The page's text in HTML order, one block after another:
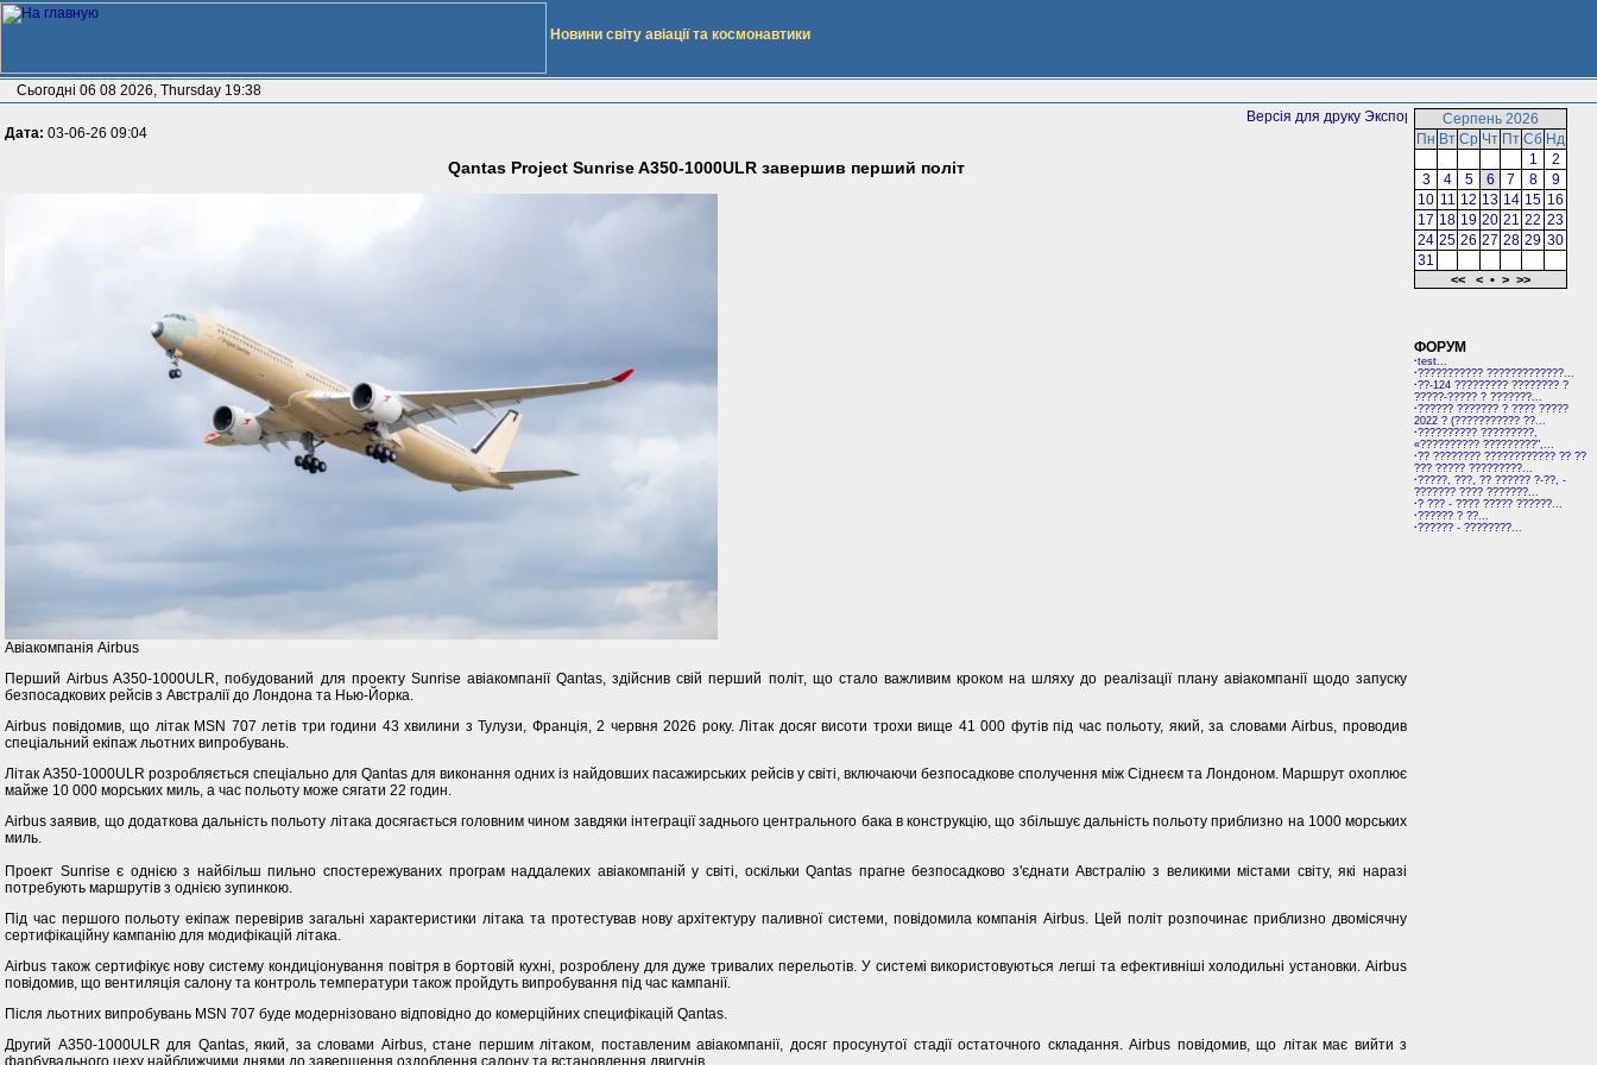
Новини світу авіації та космонавтики
Сьогодні 06 08 2026, Thursday 19:38
Версія для друку
Дата: 03-06-26 09:04
Qantas Project Sunrise A350-1000ULR завершив перший політ
Авіакомпанія Airbus
Перший Airbus A350-1000ULR, побудований для проекту Sunrise авіакомпанії Qantas, здійснив свій перший політ, що стало важливим кроком на шляху до реалізації плану авіакомпанії щодо запуску
безпосадкових рейсів з Австралії до Лондона та Нью-Йорка.
Airbus повідомив, що літак MSN 707 летів три години 43 хвилини з Тулузи, Франція, 2 червня 2026 року. Літак досяг висоти трохи вище 41 000 футів під час польоту, який, за словами Airbus, проводив
спеціальний екіпаж льотних випробувань.
Літак A350-1000ULR розробляється спеціально для Qantas для виконання одних із найдовших пасажирських рейсів у світі, включаючи безпосадкове сполучення між Сіднеєм та Лондоном. Маршрут охоплює
майже 10 000 морських миль, а час польоту може сягати 22 годин.
Airbus заявив, що додаткова дальність польоту літака досягається головним чином завдяки інтеграції заднього центрального бака в конструкцію, що збільшує дальність польоту приблизно на 1000 морських
миль.
Проект Sunrise є однією з найбільш пильно спостережуваних програм наддалеких авіакомпаній у світі, оскільки Qantas прагне безпосадково з'єднати Австралію з великими містами світу, які наразі
потребують маршрутів з однією зупинкою.
Під час першого польоту екіпаж перевірив загальні характеристики літака та протестував нову архітектуру паливної системи, повідомила компанія Airbus. Цей політ розпочинає приблизно двомісячну
сертифікаційну кампанію для модифікацій літака.
Airbus також сертифікує нову систему кондиціонування повітря в бортовій кухні, розроблену для дуже тривалих перельотів. У системі використовуються легші та ефективніші холодильні установки. Airbus
повідомив, що вентиляція салону та контроль температури також пройдуть випробування під час кампанії.
Після льотних випробувань MSN 707 буде модернізовано відповідно до комерційних специфікацій Qantas.
Другий A350-1000ULR для Qantas, який, за словами Airbus, стане першим літаком, поставленим авіакомпанії, досяг просунутої стадії остаточного складання. Airbus повідомив, що літак має вийти з
фарбувального цеху найближчими днями до завершення оздоблення салону та встановлення двигунів.
Серпень 2026
Пн Вт Ср Чт Пт Сб Нд
1
2
3
4 5 6 7 8
9
10 11 12 13 14 15 16
17 18 19 20 21 22 23
24 25 26 27 28 29 30
31
<< < • > >>
ФОРУМ
·test...
·??????????? ?????????????...
·??-124 ????????? ???????? ?
?????-????? ? ???????...
·?????? ??????? ? ???? ?????
2022 ? (??????????? ??...
·?????????? ?????????,
«?????????? ?????????",...
·?? ???????? ???????????? ?? ??
??? ????? ?????????...
·?????, ???, ?? ?????? ?-??, -
??????? ???? ???????...
·? ??? - ???? ????? ??????...
·?????? ? ??...
·?????? - ????????...